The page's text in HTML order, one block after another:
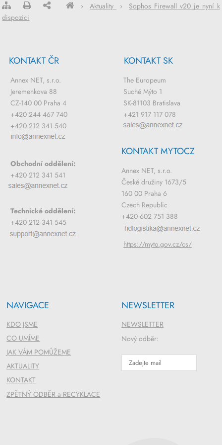
› Aktuality ›
Sophos Firewall v20 je nyní k
dispozici
KONTAKT ČR
Annex NET, s.r.o.
Jeremenkova 88
CZ-140 00 Praha 4
+420 244 467 740
+420 212 341 540
Obchodní oddělení:
+420 212 341 541
Technické oddělení:
+420 212 341 545
KONTAKT SK
The Europeum
Suché Mýto 1
SK-81103 Bratislava
+421 917 117 078
KONTAKT MYTOCZ
Annex NET, s.r.o.
České družiny 1673/5
160 00 Praha 6
Czech Republic
+420 602 751 388
https://myto.gov.cz/cs/
NAVIGACE
KDO JSME
CO UMÍME
JAK VÁM POMŮŽEME
AKTUALITY
KONTAKT
ZPĚTNÝ ODBĚR a RECYKLACE
NEWSLETTER
NEWSLETTER
Nový odběr: